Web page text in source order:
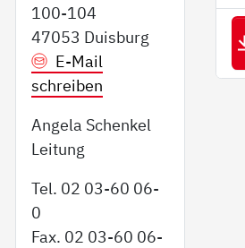
100-104
47053 Duisburg
E-Mail
schreiben
Angela Schenkel
Leitung
Tel. 02 03-60 06-
0
Fax. 02 03-60 06-